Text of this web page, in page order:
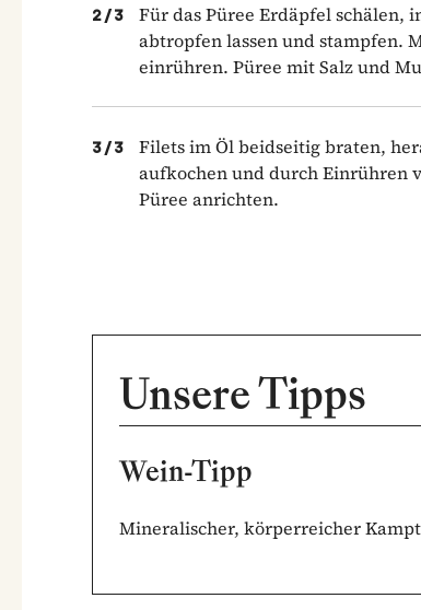
2/3
Für das Püree Erdäpfel schälen,
abtropfen lassen und stampfen.
einrühren. Püree mit Salz und
3/3
Filets im Öl beidseitig braten,
aufkochen und durch Einrühren
Püree anrichten.
Unsere Tipps
Wein-Tipp
Mineralischer, körperreicher